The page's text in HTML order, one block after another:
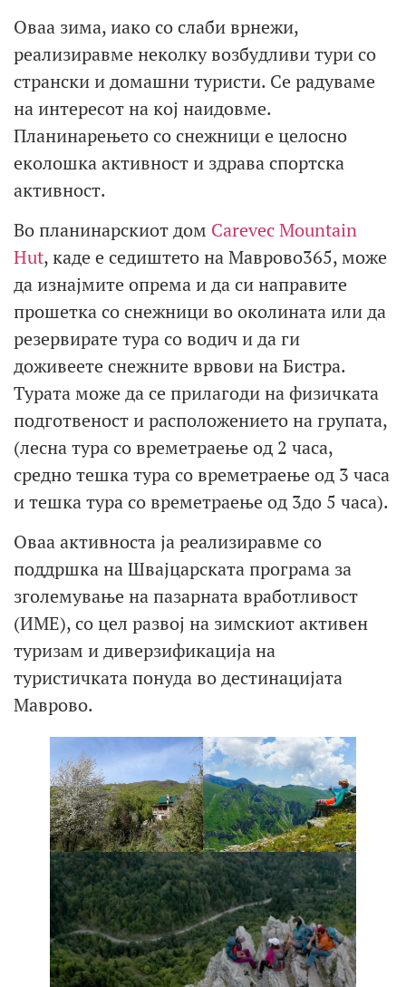
Оваа зима, иако со слаби врнежи,
реализиравме неколку возбудливи тури со
странски и домашни туристи. Се радуваме
на интересот на кој наидовме.
Планинарењето со снежници е целосно
еколошка активност и здрава спортска
активност.
Во планинарскиот дом Carevec Mountain
Hut, каде е седиштето на Маврово365, може
да изнајмите опрема и да си направите
прошетка со снежници во околината или да
резервирате тура со водич и да ги
доживеете снежните врвови на Бистра.
Турата може да се прилагоди на физичката
подготвеност и расположението на групата,
(лесна тура со времетраење од 2 часа,
средно тешка тура со времетраење од 3 часа
и тешка тура со времетраење од 3до 5 часа).
Оваа активноста ја реализиравме со
поддршка на Швајцарската програма за
зголемување на пазарната вработливост
(ИМЕ), со цел развој на зимскиот активен
туризам и диверзификација на
туристичката понуда во дестинацијата
Маврово.